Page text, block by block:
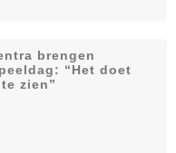
brengen
“Het doet
zien”